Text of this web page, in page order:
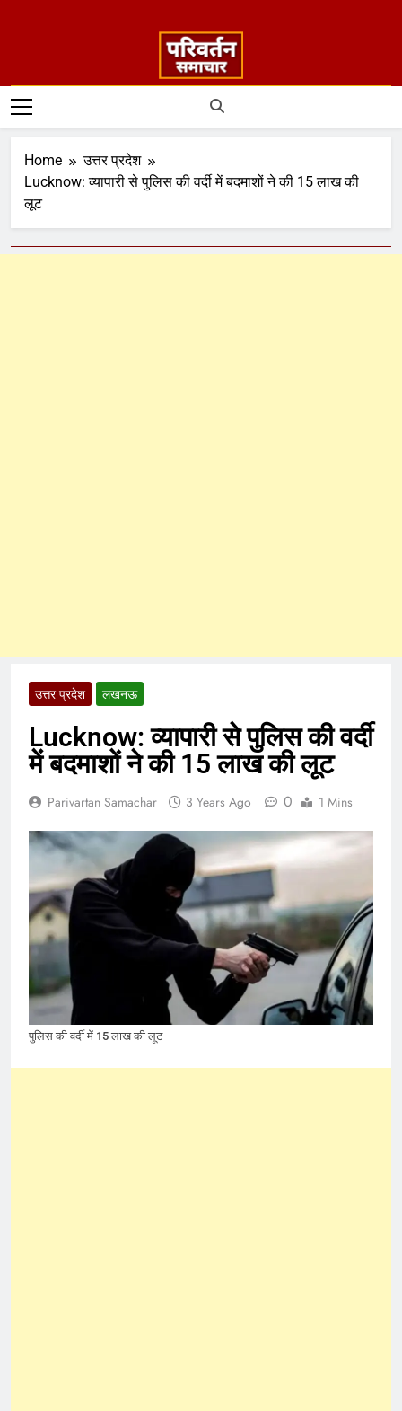
Home
उत्तर प्रदेश
Lucknow: व्यापारी से पुलिस की वर्दी में बदमाशों ने की 15 लाख की
लूट
उत्तर प्रदेश लखनऊ
Lucknow: व्यापारी से पुलिस की वर्दी
में बदमाशों ने की 15 लाख की लूट
Parivartan Samachar 3 Years Ago 0 1 Mins
पुलिस की वर्दी में 15 लाख की लूट